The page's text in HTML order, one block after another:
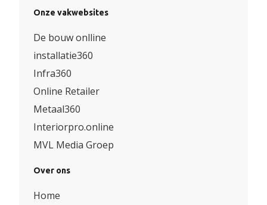
Onze vakwebsites
De bouw onlline
installatie360
Infra360
Online Retailer
Metaal360
Interiorpro.online
MVL Media Groep
Over ons
Home